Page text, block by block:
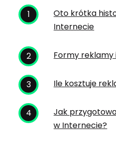
Oto krótka
Internecie
Formy
Ile kosztuje
Jak
w Internecie?